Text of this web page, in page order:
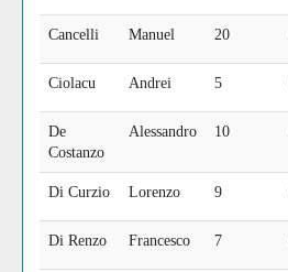
Cancelli Manuel 20
Ciolacu Andrei 5
De
Costanzo
Alessandro 10
Di Curzio Lorenzo 9
Di Renzo Francesco 7